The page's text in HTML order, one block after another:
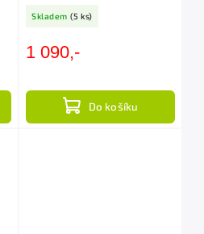
Skladem (5 ks)
1 090,-
Do košíku